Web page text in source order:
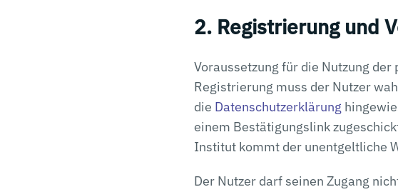
2. Registrierung und
Voraussetzung für die Nutzung
Registrierung muss der Nutzer
die Datenschutzerklärung
einem Bestätigungslink
Institut kommt der unentgeltliche
Der Nutzer darf seinen Zugang